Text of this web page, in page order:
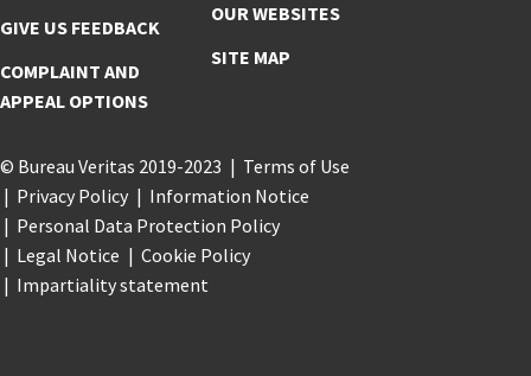
GIVE US FEEDBACK
COMPLAINT AND
APPEAL OPTIONS
OUR WEBSITES
SITE MAP
© Bureau Veritas 2019-2023
Terms of Use
Privacy Policy
Information Notice
Personal Data Protection Policy
Legal Notice
Cookie Policy
Impartiality statement